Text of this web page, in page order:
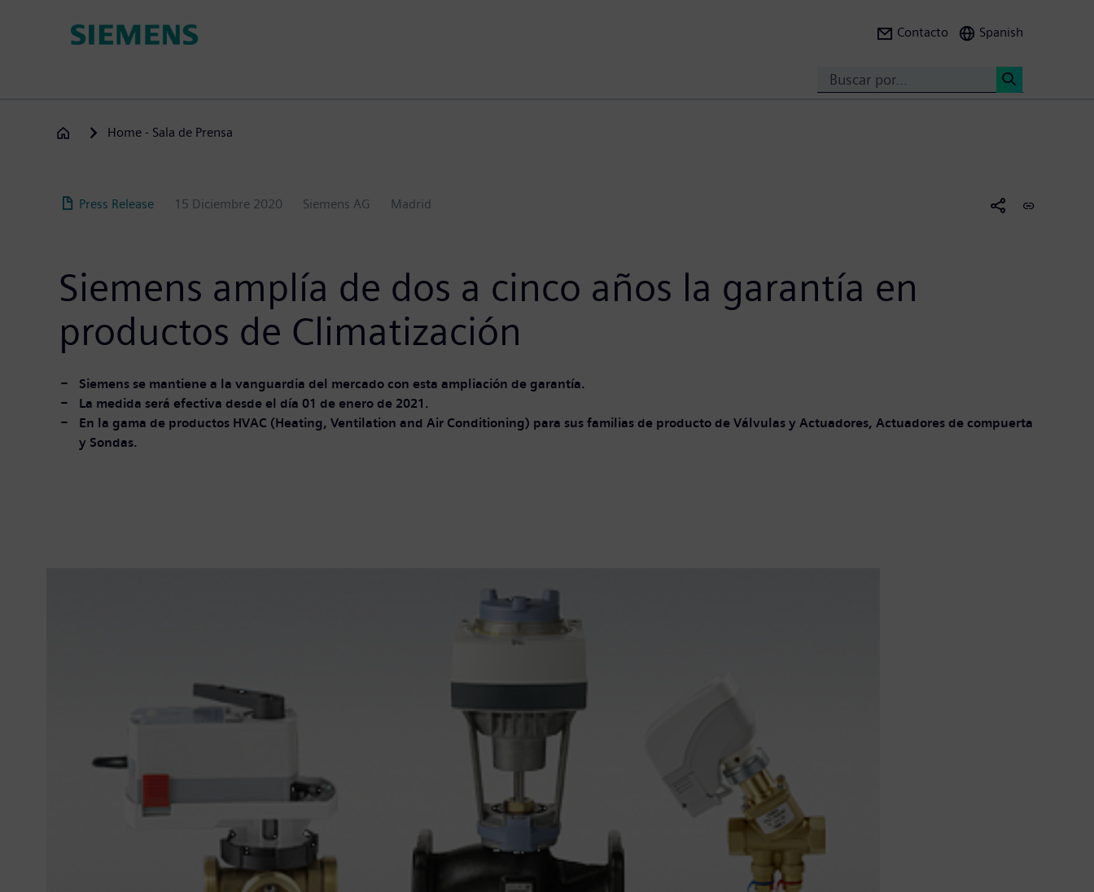
Contacto Spanish
Home - Sala de Prensa
Press Release 15 Diciembre 2020 Siemens AG Madrid
Siemens amplía de dos a cinco años la garantía en
productos de Climatización
Siemens se mantiene a la vanguardia del mercado con esta ampliación de garantía.
La medida será efectiva desde el día 01 de enero de 2021.
En la gama de productos HVAC (Heating, Ventilation and Air Conditioning) para sus familias de producto de Válvulas y Actuadores, Actuadores de compuerta
y Sondas.